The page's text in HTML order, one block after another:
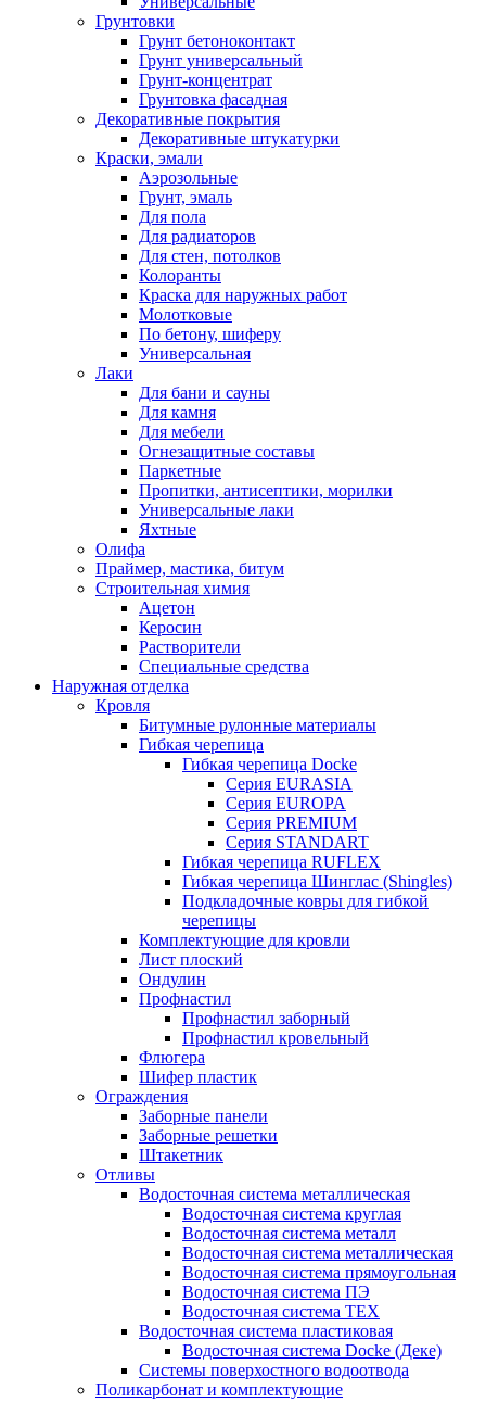
Грунтовки
Грунт бетоноконтакт
Грунт универсальный
Грунт-концентрат
Грунтовка фасадная
Декоративные покрытия
Декоративные штукатурки
Краски, эмали
Аэрозольные
Грунт, эмаль
Для пола
Для радиаторов
Для стен, потолков
Колоранты
Краска для наружных работ
Молотковые
По бетону, шиферу
Универсальная
Лаки
Для бани и сауны
Для камня
Для мебели
Огнезащитные составы
Паркетные
Пропитки, антисептики, морилки
Универсальные лаки
Яхтные
Олифа
Праймер, мастика, битум
Строительная химия
Ацетон
Керосин
Растворители
Специальные средства
Наружная отделка
Кровля
Битумные рулонные материалы
Гибкая черепица
Гибкая черепица Docke
Серия EURASIA
Серия EUROPA
Серия PREMIUM
Серия STANDART
Гибкая черепица RUFLEX
Гибкая черепица Шинглас (Shingles)
Подкладочные ковры для гибкой
черепицы
Комплектующие для кровли
Лист плоский
Ондулин
Профнастил
Профнастил заборный
Профнастил кровельный
Флюгера
Шифер пластик
Ограждения
Заборные панели
Заборные решетки
Штакетник
Отливы
Водосточная система металлическая
Водосточная система круглая
Водосточная система металл
Водосточная система металлическая
Водосточная система прямоугольная
Водосточная система ПЭ
Водосточная система ТЕХ
Водосточная система пластиковая
Водосточная система Docke (Деке)
Системы поверхостного водоотвода
Поликарбонат и комплектующие